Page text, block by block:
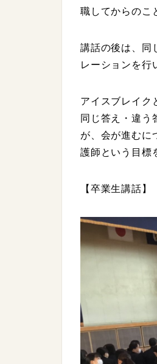
職してからのこ
講話の後は、同
レーションを行
アイスブレイク
同じ答え・違う
が、会が進むに
護師という目標
【卒業生講話】